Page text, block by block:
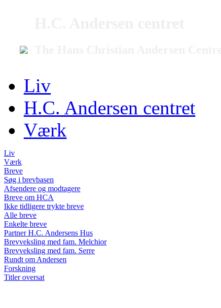
Liv
H.C. Andersen centret
Værk
Liv
Værk
Breve
Søg i brevbasen
Afsendere og modtagere
Breve om HCA
Ikke tidligere trykte breve
Alle breve
Enkelte breve
Partner H.C. Andersens Hus
Brevveksling med fam. Melchior
Brevveksling med fam. Serre
Rundt om Andersen
Forskning
Titler oversat